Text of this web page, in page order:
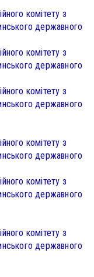
комітету з
державного
комітету з
державного
комітету з
державного
комітету з
державного
комітету з
державного
комітету з
державного